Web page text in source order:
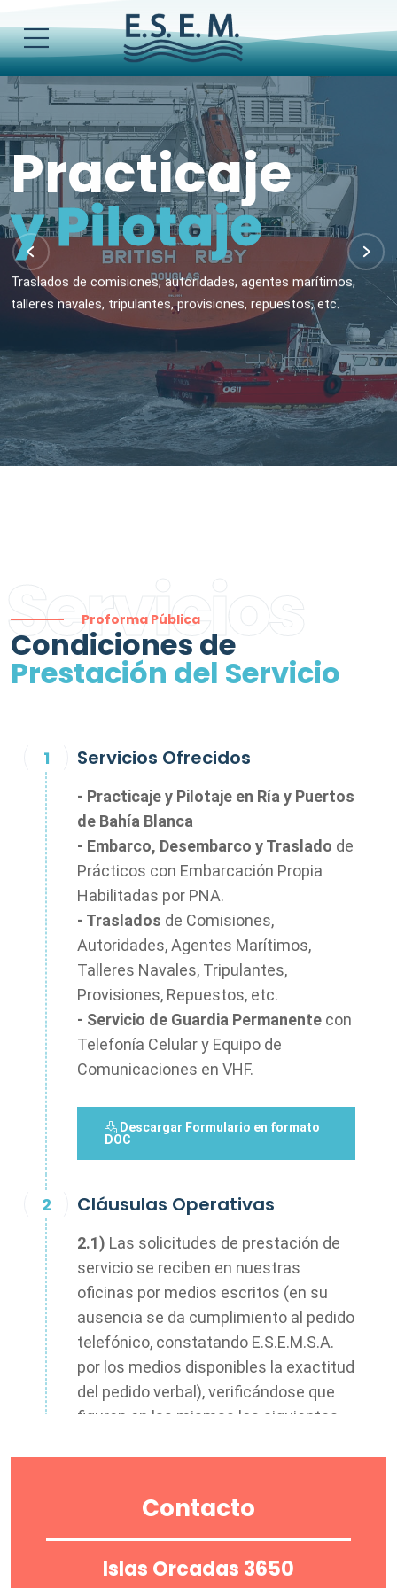
Servicios
Proforma Pública
Condiciones de
Prestación del Servicio
Servicios Ofrecidos
- Practicaje y Pilotaje en Ría y Puertos
de Bahía Blanca
- Embarco, Desembarco y Traslado de
Prácticos con Embarcación Propia
Habilitadas por PNA.
- Traslados de Comisiones,
Autoridades, Agentes Marítimos,
Talleres Navales, Tripulantes,
Provisiones, Repuestos, etc.
- Servicio de Guardia Permanente con
Telefonía Celular y Equipo de
Comunicaciones en VHF.
Descargar Formulario en formato
DOC
Cláusulas Operativas
2.1) Las solicitudes de prestación de
servicio se reciben en nuestras
oficinas por medios escritos (en su
ausencia se da cumplimiento al pedido
telefónico, constatando E.S.E.M.S.A.
por los medios disponibles la exactitud
del pedido verbal), verificándose que
figuren en las mismas los siguientes
Nombre del buque, bandera, señal
de proa , popa y número de IMO.
Contacto
Islas Orcadas 3650